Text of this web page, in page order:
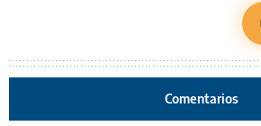
Comentarios